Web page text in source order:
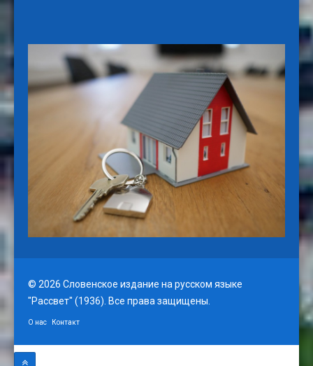
© 2026 Словенское издание на русском языке
"Рассвет" (1936). Все права защищены.
О нас Контакт